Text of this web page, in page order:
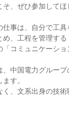
、ぜひ参加してほ
事は、自分で工具
、工程を管理する
コミュニケーショ
、中国電力グルー
す。
、文系出身の技